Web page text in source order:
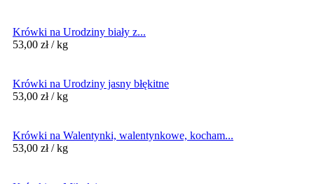
Krówki na Urodziny biały z...
53,00 zł / kg
Krówki na Urodziny jasny błękitne
53,00 zł / kg
Krówki na Walentynki, walentynkowe, kocham...
53,00 zł / kg